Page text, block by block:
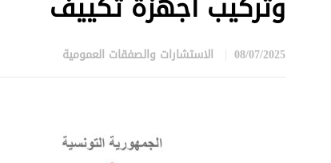
08/07/2025 الاستشارات والصفقات العمومية